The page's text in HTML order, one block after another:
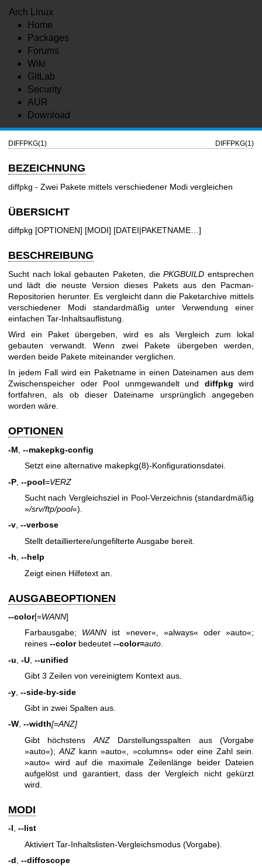
Arch Linux
Home
Packages
Forums
Wiki
GitLab
Security
AUR
Download
DIFFPKG(1) DIFFPKG(1)
BEZEICHNUNG
diffpkg - Zwei Pakete mittels verschiedener Modi vergleichen
ÜBERSICHT
diffpkg [OPTIONEN] [MODI] [DATEI|PAKETNAME…]
BESCHREIBUNG
Sucht nach lokal gebauten Paketen, diePKGBUILD entsprechen
und lädt die neuste Version dieses Pakets aus den Pacman-
Repositorien herunter. Es vergleicht dann die Paketarchive mittels
verschiedener Modi standardmäßig unter Verwendung einer
einfachen Tar-Inhaltsauflistung.
Wird ein Paket übergeben, wird es als Vergleich zum lokal
gebauten verwandt. Wenn zwei Pakete übergeben werden,
werden beide Pakete miteinander verglichen.
In jedem Fall wird ein Paketname in einen Dateinamen aus dem
Zwischenspeicher oder Pool unmgewandelt und diffpkg wird
fortfahren, als ob dieser Dateiname ursprünglich angegeben
worden wäre.
OPTIONEN
-M --makepkg-config
Setzt eine alternative makepkg(8)-Konfigurationsdatei.
-P --pool=VERZ
Sucht nach Vergleichsziel in Pool-Verzeichnis (standardmäßig
»/srv/ftp/pool«).
-v, --verbose
Stellt detailliertere/ungefilterte Ausgabe bereit.
-h --help
Zeigt einen Hilfetext an.
AUSGABEOPTIONEN
--color[=WANN]
Farbausgabe; WANN ist »never«, »always« oder»auto«;
reines --colorbedeutet --color=auto.
-u -U --unified
Gibt 3 Zeilen von vereinigtem Kontext aus.
-y --side-by-side
Gibt in zwei Spalten aus.
-W, --width[=ANZ]
Gibt höchstens ANZDarstellungsspalten aus (Vorgabe
»auto«);ANZ kann»auto«, »columns« oder eine Zahl sein.
»auto« wird auf die maximale Zeilenlänge beider Dateien
aufgelöst und garantiert, dass der Vergleich nicht gekürzt
wird.
MODI
-l, --list
Aktiviert Tar-Inhaltslisten-Vergleichsmodus (Vorgabe).
-d --diffoscope